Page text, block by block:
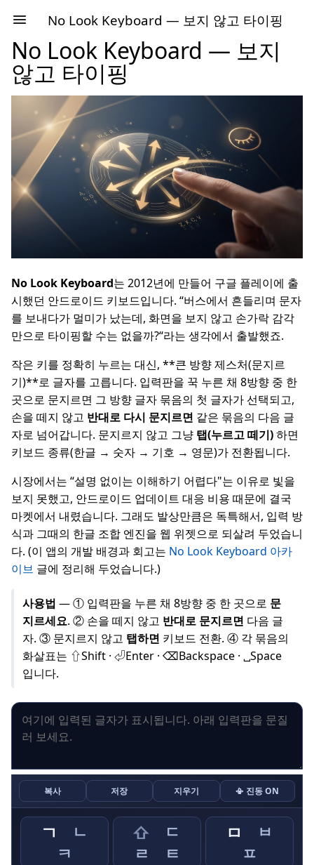
No Look Keyboard — 보지 않고 타이핑
No Look Keyboard — 보지
않고 타이핑
No Look Keyboard는 2012년에 만들어 구글 플레이에 출
시했던 안드로이드 키보드입니다. “버스에서 흔들리며 문자
를 보내다가 멀미가 났는데, 화면을 보지 않고 손가락 감각
만으로 타이핑할 수는 없을까?“라는 생각에서 출발했죠.
작은 키를 정확히 누르는 대신, **큰 방향 제스처(문지르
기)**로 글자를 고릅니다. 입력판을 꾹 누른 채 8방향 중 한
곳으로 문지르면 그 방향 글자 묶음의 첫 글자가 선택되고,
손을 떼지 않고 반대로 다시 문지르면 같은 묶음의 다음 글
자로 넘어갑니다. 문지르지 않고 그냥 탭(누르고 떼기)하면
키보드 종류(한글 → 숫자 → 기호 → 영문)가 전환됩니다.
시장에서는 “설명 없이는 이해하기 어렵다"는 이유로 빛을
보지 못했고, 안드로이드 업데이트 대응 비용 때문에 결국
마켓에서 내렸습니다. 그래도 발상만큼은 독특해서, 입력 방
식과 그때의 한글 조합 엔진을 웹 위젯으로 되살려 두었습니
다. (이 앱의 개발 배경과 회고는 No Look Keyboard 아카
이브 글에 정리해 두었습니다.)
사용법 — ① 입력판을 누른 채 8방향 중 한 곳으로 문
지르세요. ② 손을 떼지 않고 반대로 문지르면 다음 글
자. ③ 문지르지 않고 탭하면 키보드 전환. ④ 각 묶음의
화살표는 ⇧Shift · ⏎Enter · ⌫Backspace · ␣Space
입니다.
복사 저장 지우기 📳 진동 ON
ㄱ
ㄴ
ㅋ
⇧
ㄷ
ㄹ
ㅌ
ㅁ
ㅂ
ㅍ